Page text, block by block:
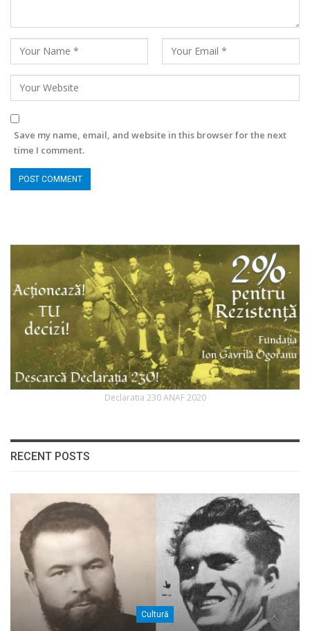
Save my name, email, and website in this browser for the next
time I comment.
Declaratia 230 ANAF 2020
RECENT POSTS
Cultură